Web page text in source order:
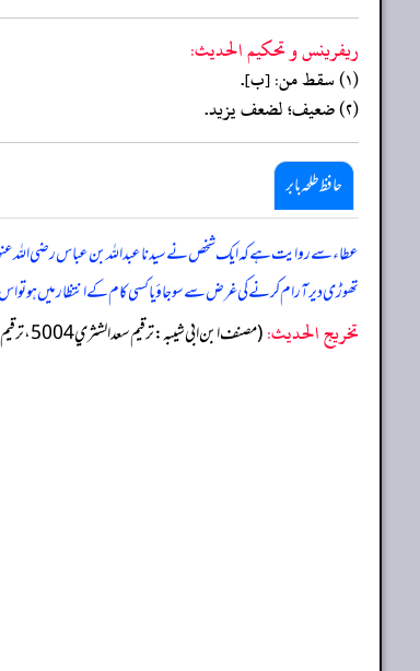
ريفرينس و تحكيم الحدیث:
(١) سقط من: [ب].
(٢) ضعيف؛ لضعف يزيد.
حافظ طلحہ بابر
عطاء سے روایت ہے کہ ایک شخص نے سیدنا عبداللہ بن عباس رضی اللہ
تھوڑی دیر آرام کرنے کی غرض سے سو جاؤ یا کسی کام کے انتظار میں ہو تو
تخریج الحدیث:(مصنف ابن ابي شيبه: ترقيم سعد الشثري 5004، ترقيم محمد عوامة 4951)